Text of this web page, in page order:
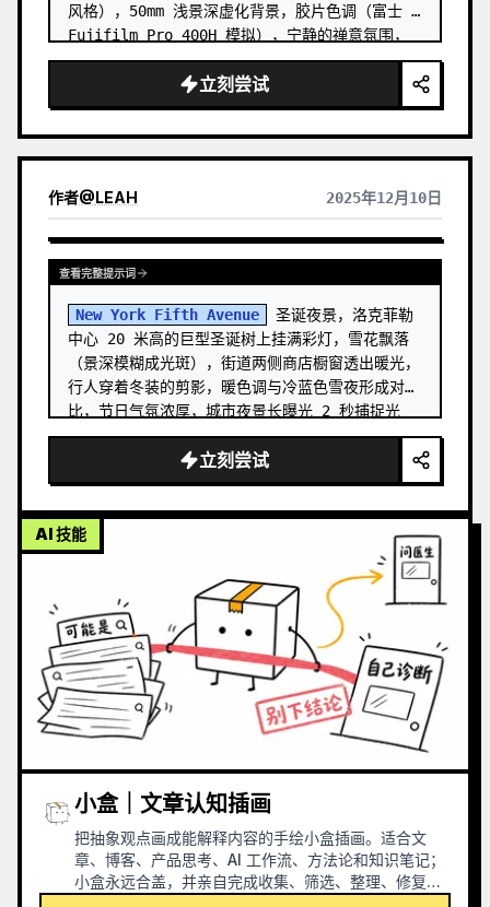
风格），50mm 浅景深虚化背景，胶片色调（富士
Fujifilm Pro 400H 模拟），宁静的禅意氛围，
适合手机壁纸的竖构图
立刻尝试
作者@LEAH 2025年12月10日
查看完整提示词
New York Fifth Avenue
圣诞夜景，洛克菲勒
中心 20 米高的巨型圣诞树上挂满彩灯，雪花飘落
（景深模糊成光斑），街道两侧商店橱窗透出暖光，
行人穿着冬装的剪影，暖色调与冷蓝色雪夜形成对
比，节日气氛浓厚，城市夜景长曝光 2 秒捕捉光
轨，电影级调色，16:9 明信片构图
立刻尝试
AI 技能
小盒｜文章认知插画
把抽象观点画成能解释内容的手绘小盒插画。适合文
章、博客、产品思考、AI 工作流、方法论和知识笔记；
小盒永远合盖，并亲自完成收集、筛选、整理、修复或